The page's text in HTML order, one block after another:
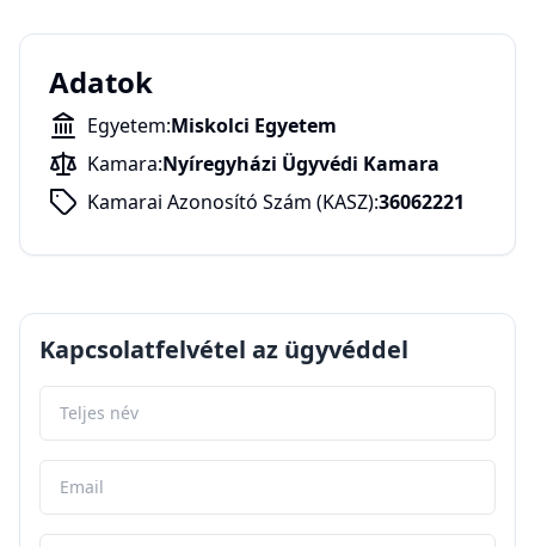
Adatok
Egyetem:Miskolci Egyetem
Kamara:Nyíregyházi Ügyvédi Kamara
Kamarai Azonosító Szám (KASZ):36062221
Kapcsolatfelvétel az ügyvéddel